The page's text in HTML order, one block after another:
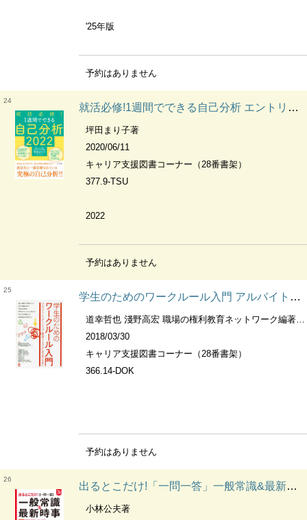
'25年版
予約はありません
24
就活必修!1週間でできる自己分析 エントリーシート・面接で失敗しない方法
坪田まり子著
2020/06/11
キャリア支援図書コーナー（28番書架）
377.9-TSU
2022
予約はありません
25
学生のためのワークルール入門 アルバイト・インターンシップ・就活でトラブルにならないために
道幸哲也 淺野高宏 職場の権利教育ネットワーク編著 上田絵理 [ほか] 著
2018/03/30
キャリア支援図書コーナー（28番書架）
366.14-DOK
予約はありません
26
出るとこだけ!「一問一答」一般常識&最新時事
小林公夫著